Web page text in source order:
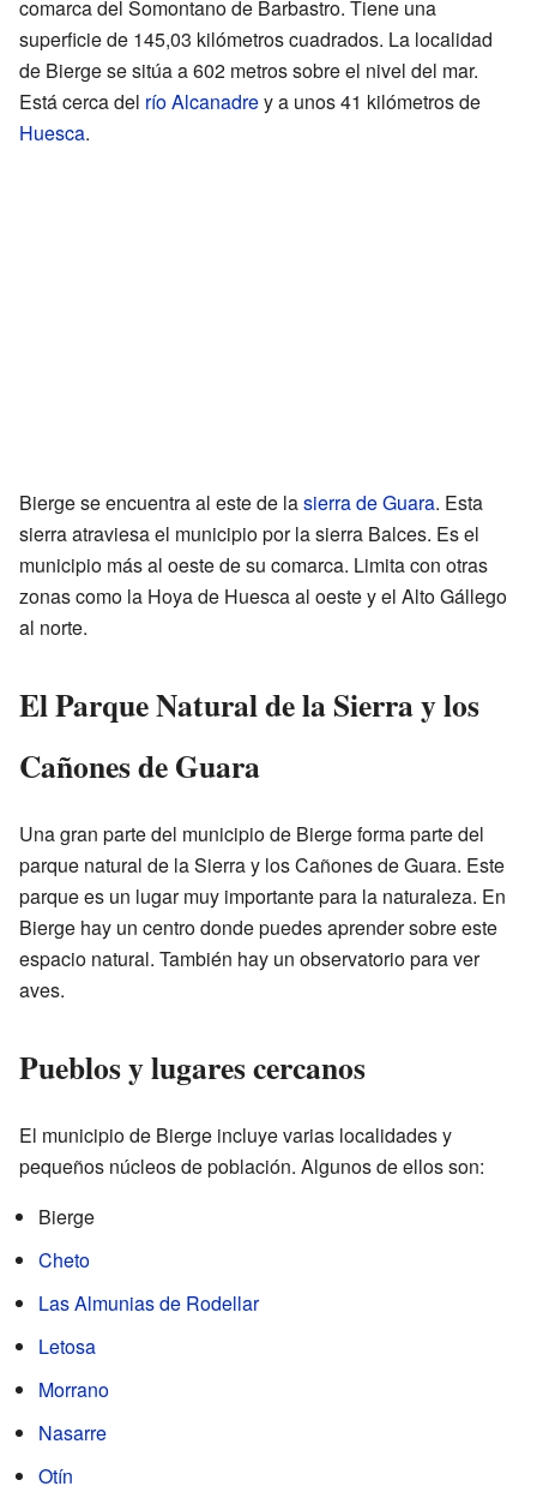
comarca del Somontano de Barbastro. Tiene una
superficie de 145,03 kilómetros cuadrados. La localidad
de Bierge se sitúa a 602 metros sobre el nivel del mar.
Está cerca del río Alcanadrey a unos 41 kilómetros de
Huesca.
Bierge se encuentra al este de lasierra de Guara. Esta
sierra atraviesa el municipio por la sierra Balces. Es el
municipio más al oeste de su comarca. Limita con otras
zonas como la Hoya de Huesca al oeste y el Alto Gállego
al norte.
El Parque Natural de la Sierra y los
Cañones de Guara
Una gran parte del municipio de Bierge forma parte del
parque natural de la Sierra y los Cañones de Guara. Este
parque es un lugar muy importante para la naturaleza. En
Bierge hay un centro donde puedes aprender sobre este
espacio natural. También hay un observatorio para ver
aves.
Pueblos y lugares cercanos
El municipio de Bierge incluye varias localidades y
pequeños núcleos de población. Algunos de ellos son:
Bierge
Cheto
Las Almunias de Rodellar
Letosa
Morrano
Nasarre
Otín